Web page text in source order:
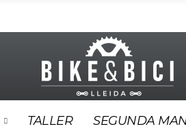
TALLER SEGUNDA